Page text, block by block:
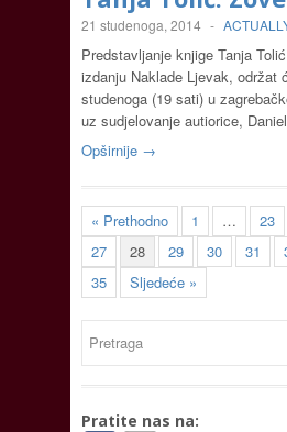
21 studenoga, 2014 -
Predstavljanje knjige Tanja
izdanju Naklade Ljevak, održat
studenoga (19 sati) u
uz sudjelovanje autiorice,
Opširnije →
« Prethodno 1 … 23
27
28 29 30 31
35
Sljedeće »
Pratite nas na: